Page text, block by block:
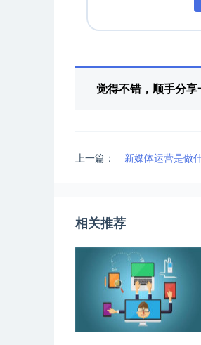
觉得不错，顺手分享
上一篇： 新媒体运营是做
相关推荐